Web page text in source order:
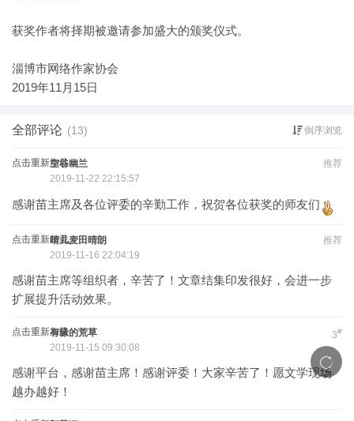
获奖作者将择期被邀请参加盛大的颁奖仪式。
淄博市网络作家协会
2019年11月15日
全部评论 (13) 倒序浏览
点击重新加载 推荐
空谷幽兰
2019-11-22 22:15:57
感谢苗主席及各位评委的辛勤工作，祝贺各位获奖的师友们
点击重新加载 推荐
晴儿麦田晴朗
2019-11-16 22:04:19
感谢苗主席等组织者，辛苦了！文章结集印发很好，会进一步
扩展提升活动效果。
点击重新加载 3#
有缘的荒草
2019-11-15 09:30:08
感谢平台，感谢苗主席！感谢评委！大家辛苦了！愿文学现场
越办越好！